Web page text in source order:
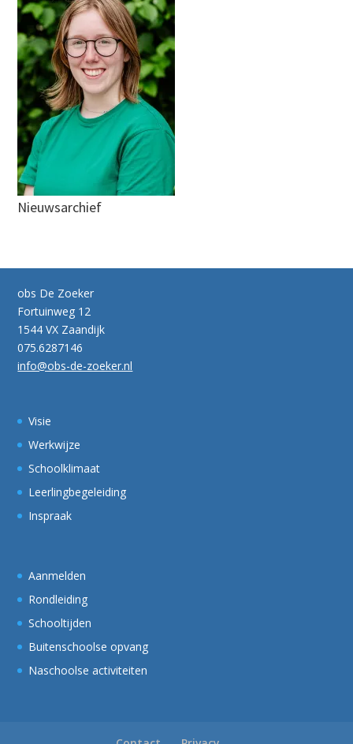
Nieuwsarchief
obs De Zoeker
Fortuinweg 12
1544 VX Zaandijk
075.6287146
info@obs-de-zoeker.nl
Visie
Werkwijze
Schoolklimaat
Leerlingbegeleiding
Inspraak
Aanmelden
Rondleiding
Schooltijden
Buitenschoolse opvang
Naschoolse activiteiten